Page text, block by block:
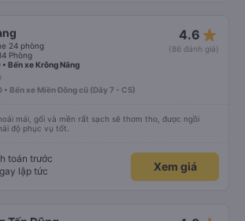
24 phòng
Phòng
4.6 star_rate
(86 đánh giá)
Bến xe Krông Năng
• Bến xe Miền Đông cũ (Dãy 7 - C5)
mái, gối và mền rất sạch sẽ thơm tho, được ngồi
độ phục vụ tốt.
toán trước
lập tức
Xem giá